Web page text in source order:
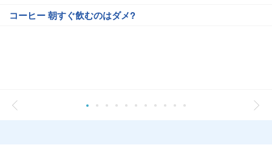
コーヒー 朝すぐ飲むのはダメ?